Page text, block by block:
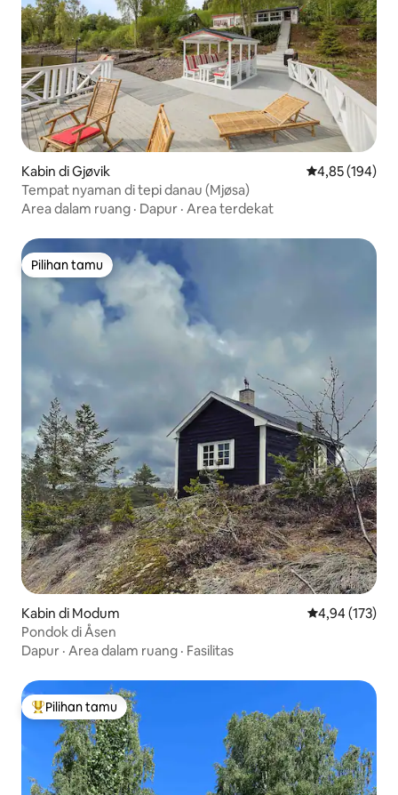
Kabin di Gjøvik Nilai rata-rata
4,85 (194)
Tempat nyaman di tepi danau (Mjøsa)
Area dalam ruang · Dapur · Area terdekat
Pilihan tamu
Pilihan tamu
Kabin di Modum Nilai rata-rata
4,94 (173)
Pondok di Åsen
Dapur · Area dalam ruang · Fasilitas
Pilihan tamu terpopuler
Pilihan tamu